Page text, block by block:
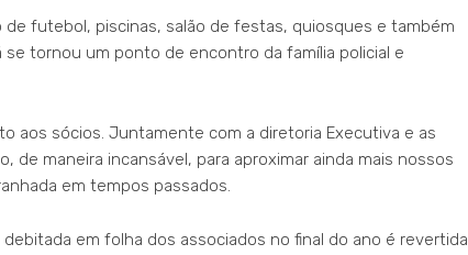
futebol, piscinas, salão de festas, quiosques e também
tornou um ponto de encontro da família policial e
aos sócios. Juntamente com a diretoria Executiva e as
de maneira incansável, para aproximar ainda mais nossos
em tempos passados.
em folha dos associados no final do ano é revertida